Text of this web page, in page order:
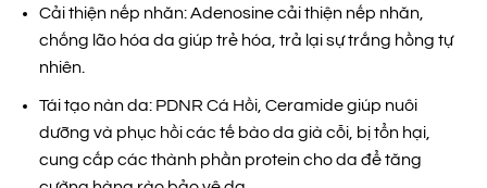
Cải thiện nếp nhăn: Adenosine cải thiện nếp nhăn,
chống lão hóa da giúp trẻ hóa, trả lại sự trắng hồng tự
nhiên.
Tái tạo nàn da: PDNR Cá Hồi, Ceramide giúp nuôi
dưỡng và phục hồi các tế bào da già cỗi, bị tổn hại,
cung cấp các thành phần protein cho da để tăng